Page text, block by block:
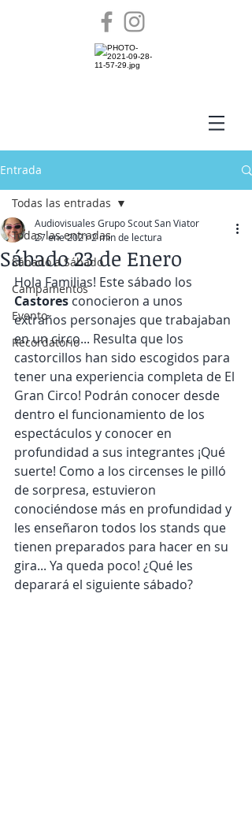
Entrada
Todas las entradas
Sábado a Sábado
Campamentos
Evento
Recordatorio
Todas las entradas
Sábado 23 de Enero
Audiovisuales Grupo Scout San Viator
27 ene 2021 2 min de lectura
Hola Familias! Este sábado los
Castores conocieron a unos
extraños personajes que trabajaban
en un circo... Resulta que los
castorcillos han sido escogidos para
tener una experiencia completa de El
Gran Circo! Podrán conocer desde
dentro el funcionamiento de los
espectáculos y conocer en
profundidad a sus integrantes ¡Qué
suerte! Como a los circenses le pilló
de sorpresa, estuvieron
conociéndose más en profundidad y
les enseñaron todos los stands que
tienen preparados para hacer en su
gira... Ya queda poco! ¿Qué les
deparará el siguiente sábado?